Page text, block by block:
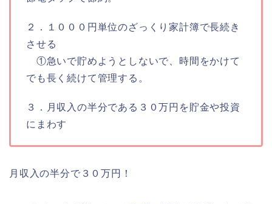
２．１０００円単位のざっくり家計簿で長続き
させる
①急いで貯めようとしないで、時間をかけて
でも長く続けて管理する。
３．月収入の半分である３０万円を貯金や投資
にまわす
月収入の半分で３０万円！